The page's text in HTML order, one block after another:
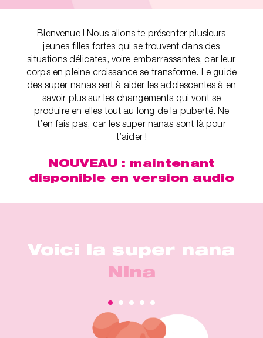
Bienvenue ! Nous allons te présenter plusieurs
jeunes filles fortes qui se trouvent dans des
situations délicates, voire embarrassantes, car leur
corps en pleine croissance se transforme. Le guide
des super nanas sert à aider les adolescentes à en
savoir plus sur les changements qui vont se
produire en elles tout au long de la puberté. Ne
t’en fais pas, car les super nanas sont là pour
t’aider !
NOUVEAU : maintenant
disponible en version audio
Voici la super nana
Nina